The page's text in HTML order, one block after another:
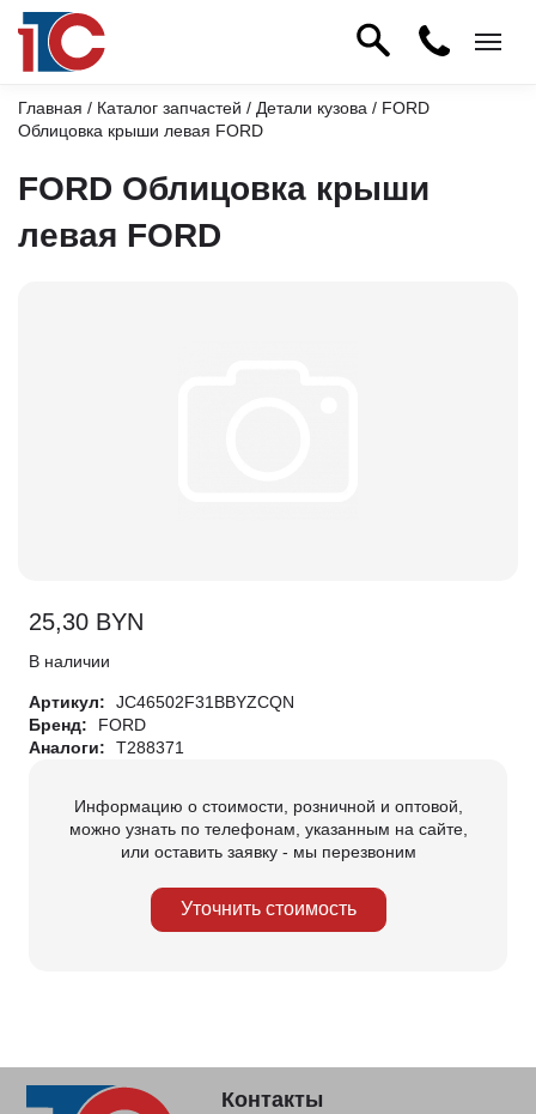
Главная / Каталог запчастей / Детали кузова / FORD
Облицовка крыши левая FORD
FORD Облицовка крыши
левая FORD
25,30 BYN
В наличии
Артикул:
JC46502F31BBYZCQN
Бренд:
FORD
Аналоги:
T288371
Информацию о стоимости, розничной и оптовой,
можно узнать по телефонам, указанным на сайте,
или оставить заявку - мы перезвоним
Уточнить стоимость
Контакты